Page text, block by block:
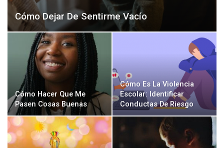
Cómo Dejar De Sentirme Vacío
Cómo Hacer Que Me
Pasen Cosas Buenas
Cómo Es La Violencia
Escolar: Identificar
Conductas De Riesgo